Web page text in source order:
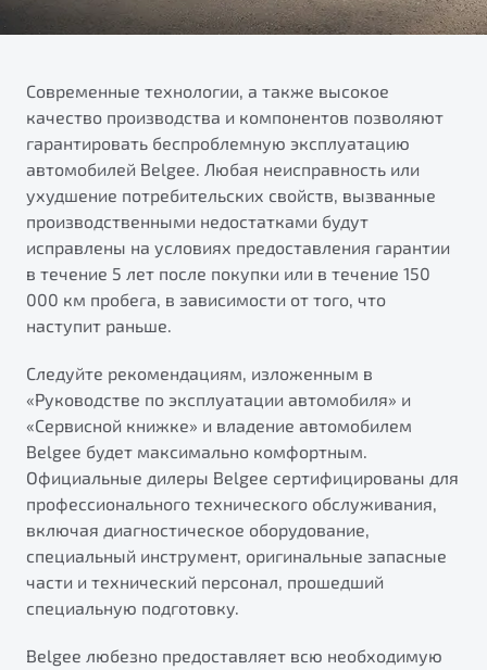
от 1 699 990 ₽*
X70
от 2 499 990 ₽*
Обзор В наличии
Автомобили в наличии
Автокредит
Спецпредложения
Будьте еще более уверены на дорогах с программой
"Помощь на дорогах"
Преимущества программы
Запись на сервис
Калькулятор ТО
Клиентская поддержка
Современные технологии, а также высокое
качество производства и компонентов позволяют
гарантировать беспроблемную эксплуатацию
автомобилей Belgee. Любая неисправность или
ухудшение потребительских свойств, вызванные
производственными недостатками будут
исправлены на условиях предоставления гарантии
в течение 5 лет после покупки или в течение 150
000 км пробега, в зависимости от того, что
наступит раньше.
Следуйте рекомендациям, изложенным в
«Руководстве по эксплуатации автомобиля» и
«Сервисной книжке» и владение автомобилем
Belgee будет максимально комфортным.
Официальные дилеры Belgee сертифицированы для
профессионального технического обслуживания,
включая диагностическое оборудование,
специальный инструмент, оригинальные запасные
части и технический персонал, прошедший
специальную подготовку.
Belgee любезно предоставляет всю необходимую